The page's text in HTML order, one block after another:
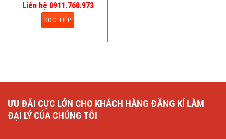
Liên hệ 0911.760.973
ĐỌC TIẾP
ƯU ĐÃI CỰC LỚN CHO KHÁCH HÀNG ĐĂNG KÍ LÀM
ĐẠI LÝ CỦA CHÚNG TÔI